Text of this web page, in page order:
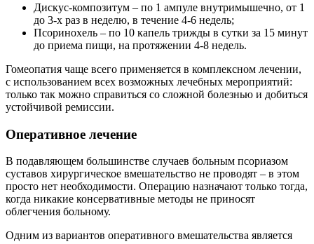
Дискус-композитум – по 1 ампуле внутримышечно, от 1
до 3-х раз в неделю, в течение 4-6 недель;
Псоринохель – по 10 капель трижды в сутки за 15 минут
до приема пищи, на протяжении 4-8 недель.
Гомеопатия чаще всего применяется в комплексном лечении,
с использованием всех возможных лечебных мероприятий:
только так можно справиться со сложной болезнью и добиться
устойчивой ремиссии.
Оперативное лечение
В подавляющем большинстве случаев больным псориазом
суставов хирургическое вмешательство не проводят – в этом
просто нет необходимости. Операцию назначают только тогда,
когда никакие консервативные методы не приносят
облегчения больному.
Одним из вариантов оперативного вмешательства является